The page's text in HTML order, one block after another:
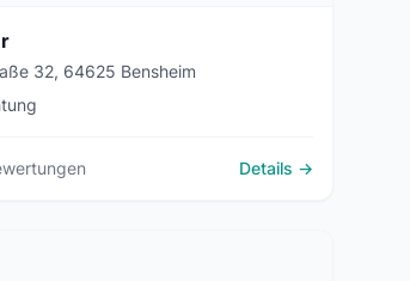
32, 64625 Bensheim
Details →